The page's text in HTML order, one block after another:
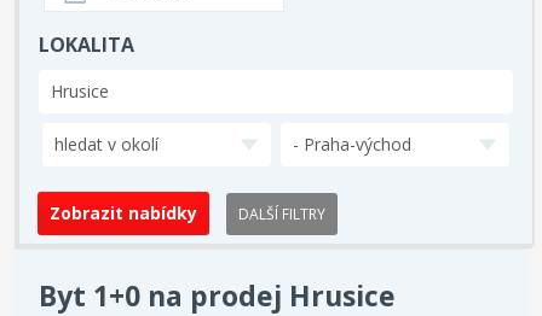
LOKALITA
hledat v okolí - Praha-východ
DALŠÍ FILTRY
Byt 1+0 na prodej Hrusice